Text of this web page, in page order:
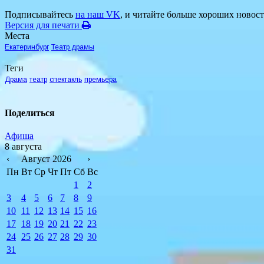
Подписывайтесь на наш VK, и читайте больше хороших
Версия для печати
Места
Екатеринбург Театр драмы
Теги
Драма театр спектакль премьера
Поделиться
Афиша
8 августа
‹
Август 2026
›
Пн Вт Ср Чт Пт Сб Вс
1
2
3
4 5 6 7 8
9
10 11 12 13 14 15 16
17 18 19 20 21 22 23
24 25 26 27 28 29 30
31